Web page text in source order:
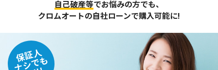
また、個人情報保護に関する法令およびその他の規範を遵守
するとともに、この方針に基づく個人情報保護規程や体制を
定め、その内容を継続的に見直し、改善に努めます。
個人情報の訂正･削除・開示
自己破産等でお悩みの方でも、
クロムオートの自社ローンで購入可能に!
保証人
ナシでも